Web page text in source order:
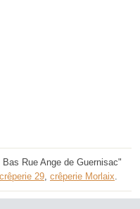
Rue Ange de Guernisac"
crêperie 29, crêperie Morlaix.